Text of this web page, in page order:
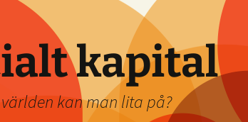
kapital
världen kan man lita på?